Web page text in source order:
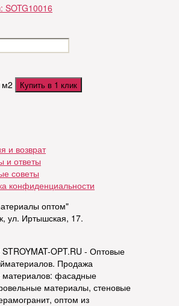
SOTG10016
м2 Купить в 1 клик
и возврат
и ответы
советы
конфиденциальности
оптом"
ул. Иртышская, 17.
OPT.RU - Оптовые
Продажа
материалов: фасадные
материалы, стеновые
оптом из